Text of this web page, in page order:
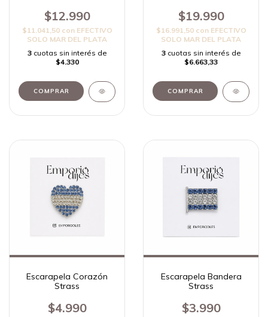
$12.990
$11.041,50 con EFECTIVO
SOLO MAR DEL PLATA
3 cuotas sin interés de
$4.330
$19.990
$16.991,50 con EFECTIVO
SOLO MAR DEL PLATA
3 cuotas sin interés de
$6.663,33
Escarapela Corazón
Strass
$4.990
Escarapela Bandera
Strass
$3.990